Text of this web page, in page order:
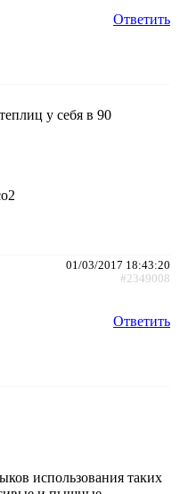
Ответить
у себя в 90
01/03/2017 18:43:20
#2349008
Ответить
использования таких